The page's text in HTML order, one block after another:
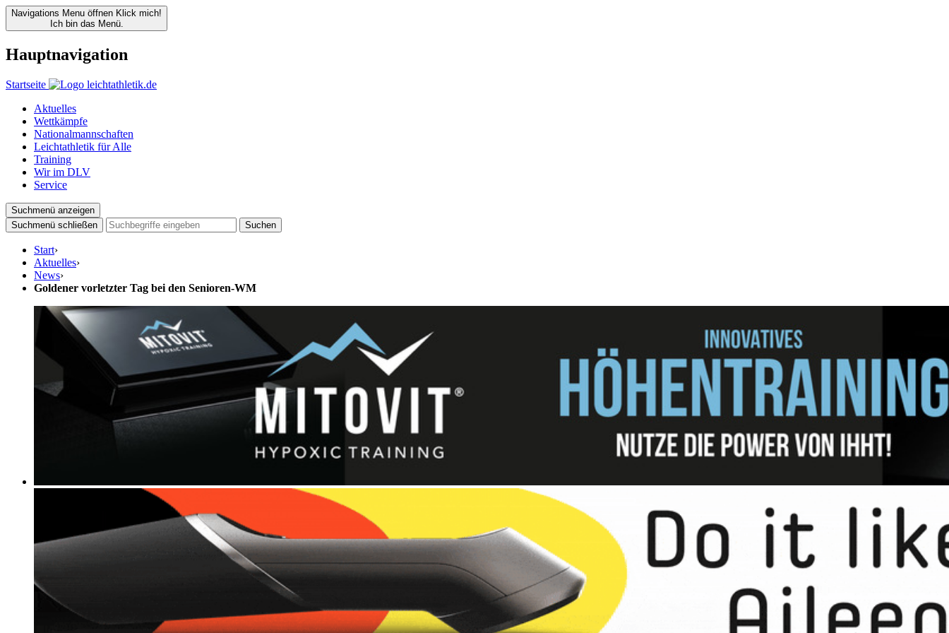
Navigations Menu öffnen Klick mich!
Ich bin das Menü.
Hauptnavigation
Startseite
Aktuelles
Wettkämpfe
Nationalmannschaften
Leichtathletik für Alle
Training
Wir im DLV
Service
Suchmenü anzeigen
Suchmenü schließen
Suchen
Start›
Aktuelles›
News›
Goldener vorletzter Tag bei den Senioren-WM